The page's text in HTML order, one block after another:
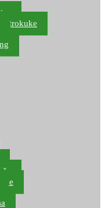
trokuke